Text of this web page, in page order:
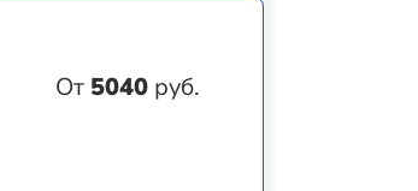
От 5040 руб.